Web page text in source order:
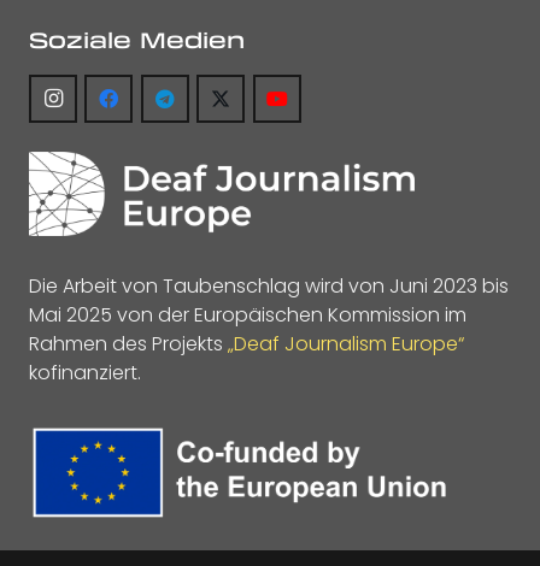
Soziale Medien
Die Arbeit von Taubenschlag wird von Juni 2023 bis
Mai 2025 von der Europäischen Kommission im
Rahmen des Projekts „Deaf Journalism Europe“
kofinanziert.